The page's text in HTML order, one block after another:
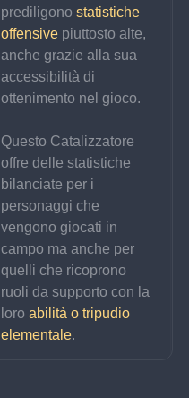
prediligono statistiche
offensive piuttosto alte,
anche grazie alla sua
accessibilità di
ottenimento nel gioco.
Questo Catalizzatore
offre delle statistiche
bilanciate per i
personaggi che
vengono giocati in
campo ma anche per
quelli che ricoprono
ruoli da supporto con la
loro abilità o tripudio
elementale.